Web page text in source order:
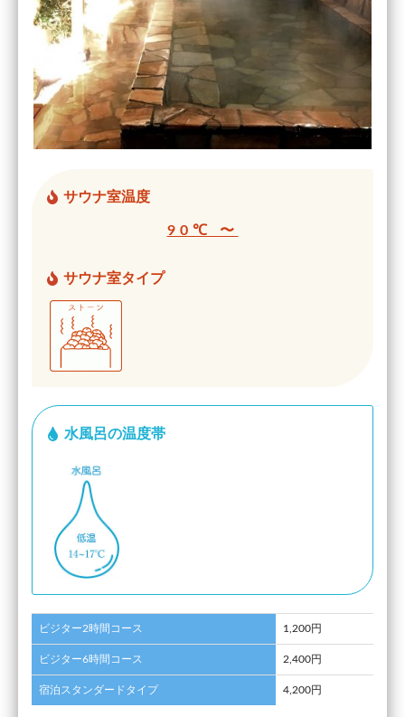
サウナ室温度
90℃ 〜
サウナ室タイプ
水風呂の温度帯
ビジター2時間コース 1,200円
ビジター6時間コース 2,400円
宿泊スタンダードタイプ 4,200円